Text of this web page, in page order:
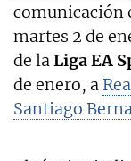
comunicación
martes 2 de
de laLiga EA
de enero, a
Santiago